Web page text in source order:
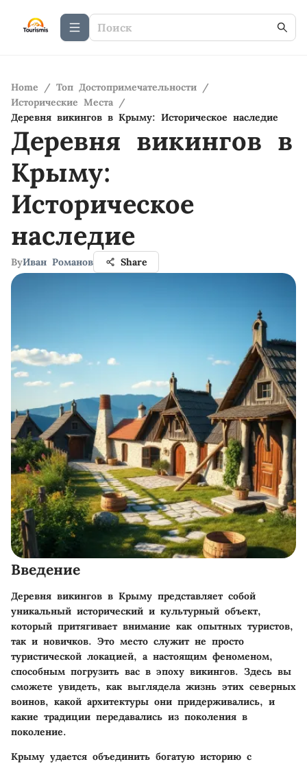
Home / Топ Достопримечательности /
Исторические Места /
Деревня викингов в Крыму: Историческое наследие
Деревня викингов в
Крыму:
Историческое
наследие
ByИван Романов Share
Введение
Деревня викингов в Крыму представляет собой
уникальный исторический и культурный объект,
который притягивает внимание как опытных туристов,
так и новичков. Это место служит не просто
туристической локацией, а настоящим феноменом,
способным погрузить вас в эпоху викингов. Здесь вы
сможете увидеть, как выглядела жизнь этих северных
воинов, какой архитектуры они придерживались, и
какие традиции передавались из поколения в
поколение.
Крыму удается объединить богатую историю с